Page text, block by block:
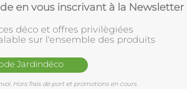
en vous inscrivant à la Newsletter
déco et offres privilègiées
sur l'ensemble des produits
Jardindéco
Hors frais de port et promotions en cours.